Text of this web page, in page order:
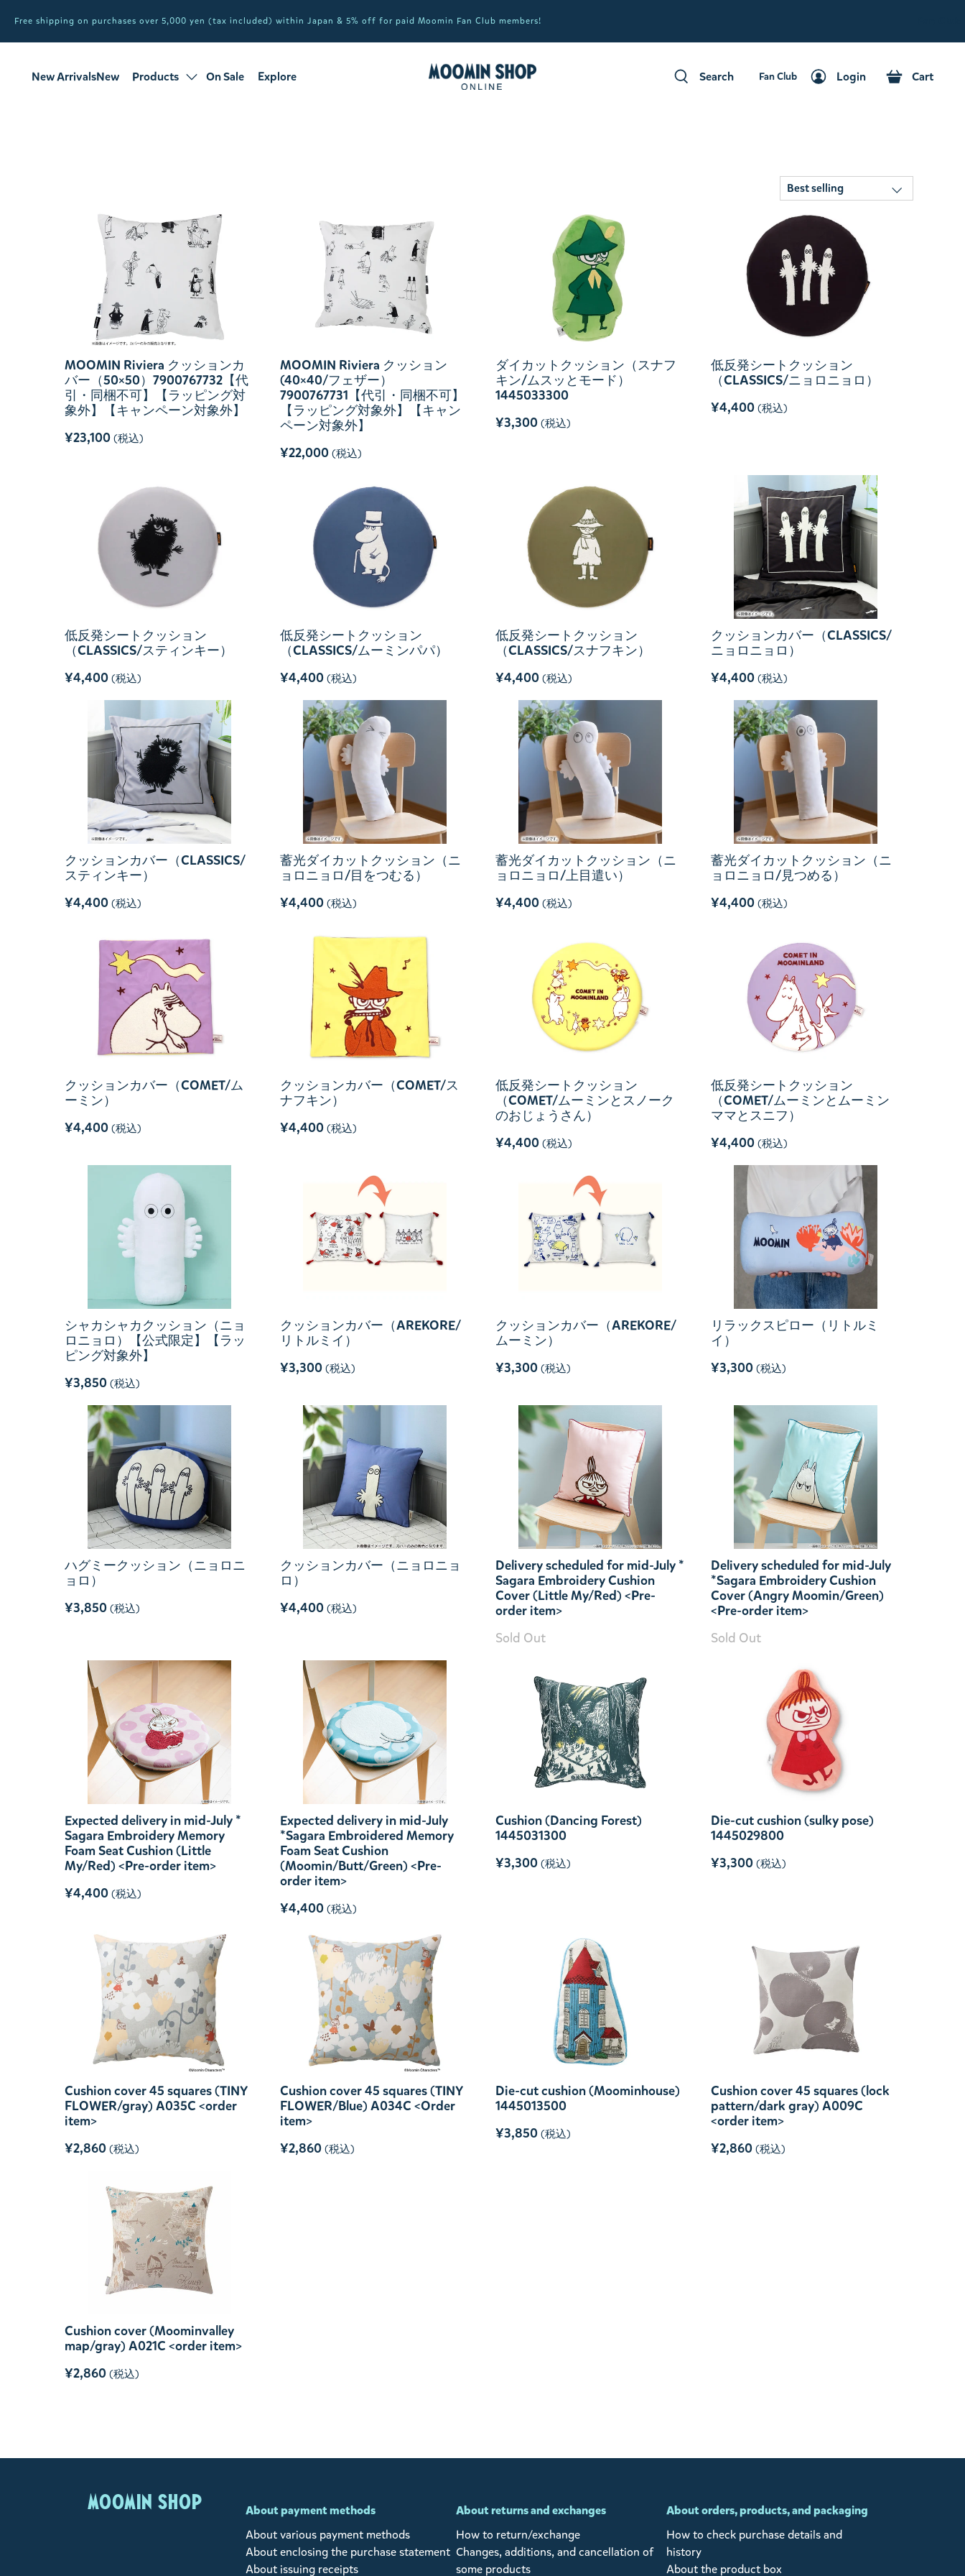
Free shipping on purchases over 5,000 yen (tax included) within Japan & 5% off for paid Moomin Fan Club members!
New ArrivalsNew
Products
On Sale
Explore
Search
Fan Club
Login
Cart
MOOMIN Riviera クッションカ
バー（50×50）7900767732【代
引・同梱不可】【ラッピング対
象外】【キャンペーン対象外】
¥23,100 (税込)
MOOMIN Riviera クッション
(40×40/フェザー）
7900767731【代引・同梱不可】
【ラッピング対象外】【キャン
ペーン対象外】
¥22,000 (税込)
ダイカットクッション（スナフ
キン/ムスッとモード）
1445033300
¥3,300 (税込)
低反発シートクッション
（CLASSICS/ニョロニョロ）
¥4,400 (税込)
低反発シートクッション
（CLASSICS/スティンキー）
¥4,400 (税込)
低反発シートクッション
（CLASSICS/ムーミンパパ）
¥4,400 (税込)
低反発シートクッション
（CLASSICS/スナフキン）
¥4,400 (税込)
クッションカバー（CLASSICS/
ニョロニョロ）
¥4,400 (税込)
クッションカバー（CLASSICS/
スティンキー）
¥4,400 (税込)
蓄光ダイカットクッション（ニ
ョロニョロ/目をつむる）
¥4,400 (税込)
蓄光ダイカットクッション（ニ
ョロニョロ/上目遣い）
¥4,400 (税込)
蓄光ダイカットクッション（ニ
ョロニョロ/見つめる）
¥4,400 (税込)
クッションカバー（COMET/ム
ーミン）
¥4,400 (税込)
クッションカバー（COMET/ス
ナフキン）
¥4,400 (税込)
低反発シートクッション
（COMET/ムーミンとスノーク
のおじょうさん）
¥4,400 (税込)
低反発シートクッション
（COMET/ムーミンとムーミン
ママとスニフ）
¥4,400 (税込)
シャカシャカクッション（ニョ
ロニョロ）【公式限定】【ラッ
ピング対象外】
¥3,850 (税込)
クッションカバー（AREKORE/
リトルミイ）
¥3,300 (税込)
クッションカバー（AREKORE/
ムーミン）
¥3,300 (税込)
リラックスピロー（リトルミ
イ）
¥3,300 (税込)
ハグミークッション（ニョロニ
ョロ）
¥3,850 (税込)
クッションカバー（ニョロニョ
ロ）
¥4,400 (税込)
Delivery scheduled for mid-July *
Sagara Embroidery Cushion
Cover (Little My/Red) <Pre-
order item>
Sold Out
Delivery scheduled for mid-July
*Sagara Embroidery Cushion
Cover (Angry Moomin/Green)
<Pre-order item>
Sold Out
Expected delivery in mid-July *
Sagara Embroidery Memory
Foam Seat Cushion (Little
My/Red) <Pre-order item>
¥4,400 (税込)
Expected delivery in mid-July
*Sagara Embroidered Memory
Foam Seat Cushion
(Moomin/Butt/Green) <Pre-
order item>
¥4,400 (税込)
Cushion (Dancing Forest)
1445031300
¥3,300 (税込)
Die-cut cushion (sulky pose)
1445029800
¥3,300 (税込)
Cushion cover 45 squares (TINY
FLOWER/gray) A035C <order
item>
¥2,860 (税込)
Cushion cover 45 squares (TINY
FLOWER/Blue) A034C <Order
item>
¥2,860 (税込)
Die-cut cushion (Moominhouse)
1445013500
¥3,850 (税込)
Cushion cover 45 squares (lock
pattern/dark gray) A009C
<order item>
¥2,860 (税込)
Cushion cover (Moominvalley
map/gray) A021C <order item>
¥2,860 (税込)
MOOMIN SHOP
About payment methods
About various payment methods
About enclosing the purchase statement
About issuing receipts
About returns and exchanges
How to return/exchange
Changes, additions, and cancellation of
some products
About orders, products, and packaging
How to check purchase details and
history
About the product box